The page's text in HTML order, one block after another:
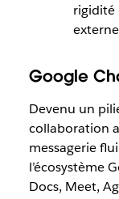
rigidité
Google
Devenu un
collaboration
messagerie
l’écosystème
Docs, Meet,